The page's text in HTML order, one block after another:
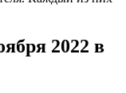
2022 в